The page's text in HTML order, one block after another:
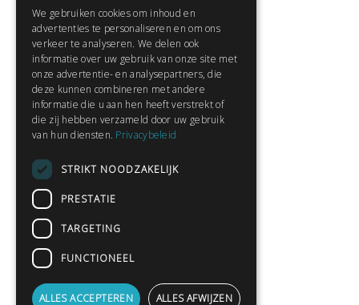
Contact
Huisregels
Snel naar:
Gratis aanmelden
Privacybeleid
Gedichten lezen
Schrijfwedstrijden
We gebruiken cookies om inhoud en
advertenties te personaliseren en om ons
verkeer te analyseren. We delen ook
informatie over uw gebruik van onze site met
onze advertentie- en analysepartners, die
deze kunnen combineren met andere
informatie die u aan hen heeft verstrekt of
die zij hebben verzameld door uw gebruik
van hun diensten. Privacybeleid
STRIKT NOODZAKELIJK
PRESTATIE
TARGETING
FUNCTIONEEL
ALLES ACCEPTEREN ALLES AFWIJZEN